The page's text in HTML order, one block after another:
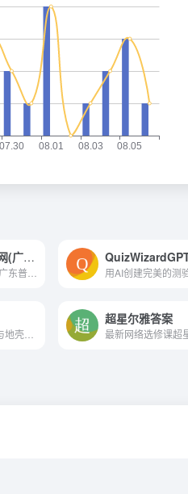
广东专插本学习网(广东普通专升本学习网)
广东专插本学习网(广东普通专...
超星尔雅答案